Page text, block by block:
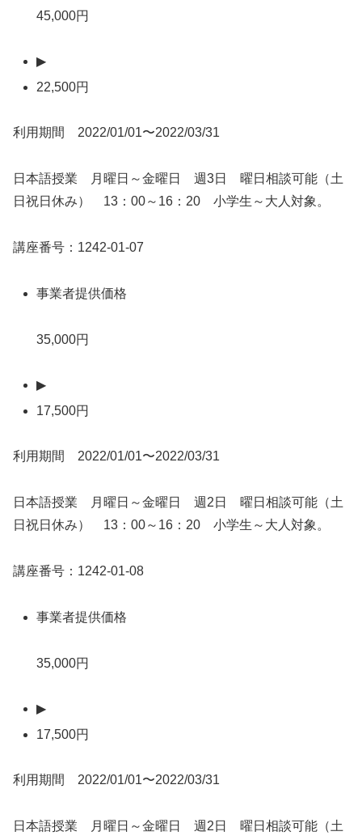
45,000円
▶
22,500円
利用期間 2022/01/01〜2022/03/31
日本語授業 月曜日～金曜日 週3日 曜日相談可能（土
日祝日休み） 13：00～16：20 小学生～大人対象。
講座番号：1242-01-07
事業者提供価格
35,000円
▶
17,500円
利用期間 2022/01/01〜2022/03/31
日本語授業 月曜日～金曜日 週2日 曜日相談可能（土
日祝日休み） 13：00～16：20 小学生～大人対象。
講座番号：1242-01-08
事業者提供価格
35,000円
▶
17,500円
利用期間 2022/01/01〜2022/03/31
日本語授業 月曜日～金曜日 週2日 曜日相談可能（土